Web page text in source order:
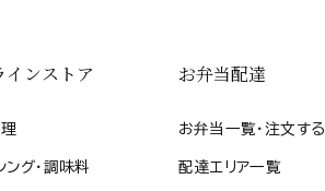
インストア
ング・調味料
お弁当配達
お弁当一覧・注文する
配達エリア一覧